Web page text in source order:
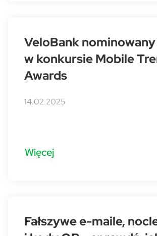
VeloBank nominowany
w konkursie Mobile
Awards
14.02.2025
Więcej
Fałszywe e-maile,